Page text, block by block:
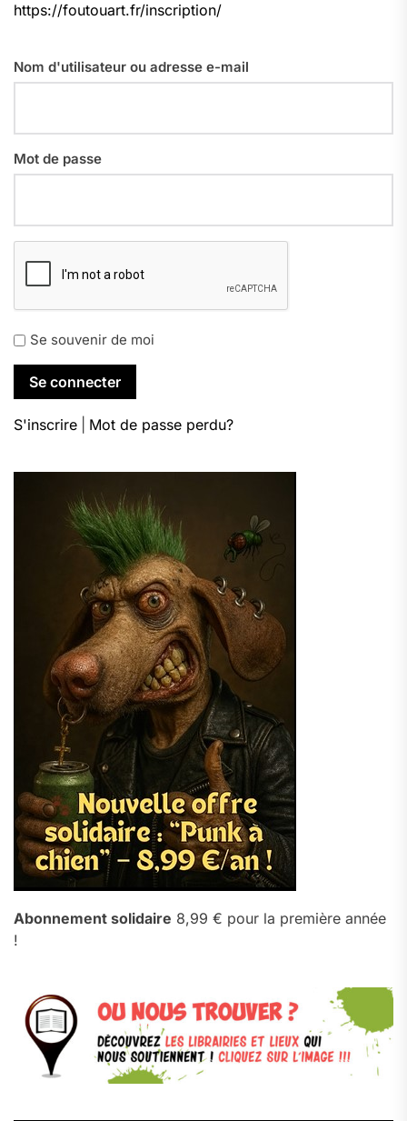
https://foutouart.fr/inscription/
Nom d'utilisateur ou adresse e-mail
Mot de passe
Se souvenir de moi
S'inscrire Mot de passe perdu?
Abonnement solidaire 8,99 € pour la première année
!